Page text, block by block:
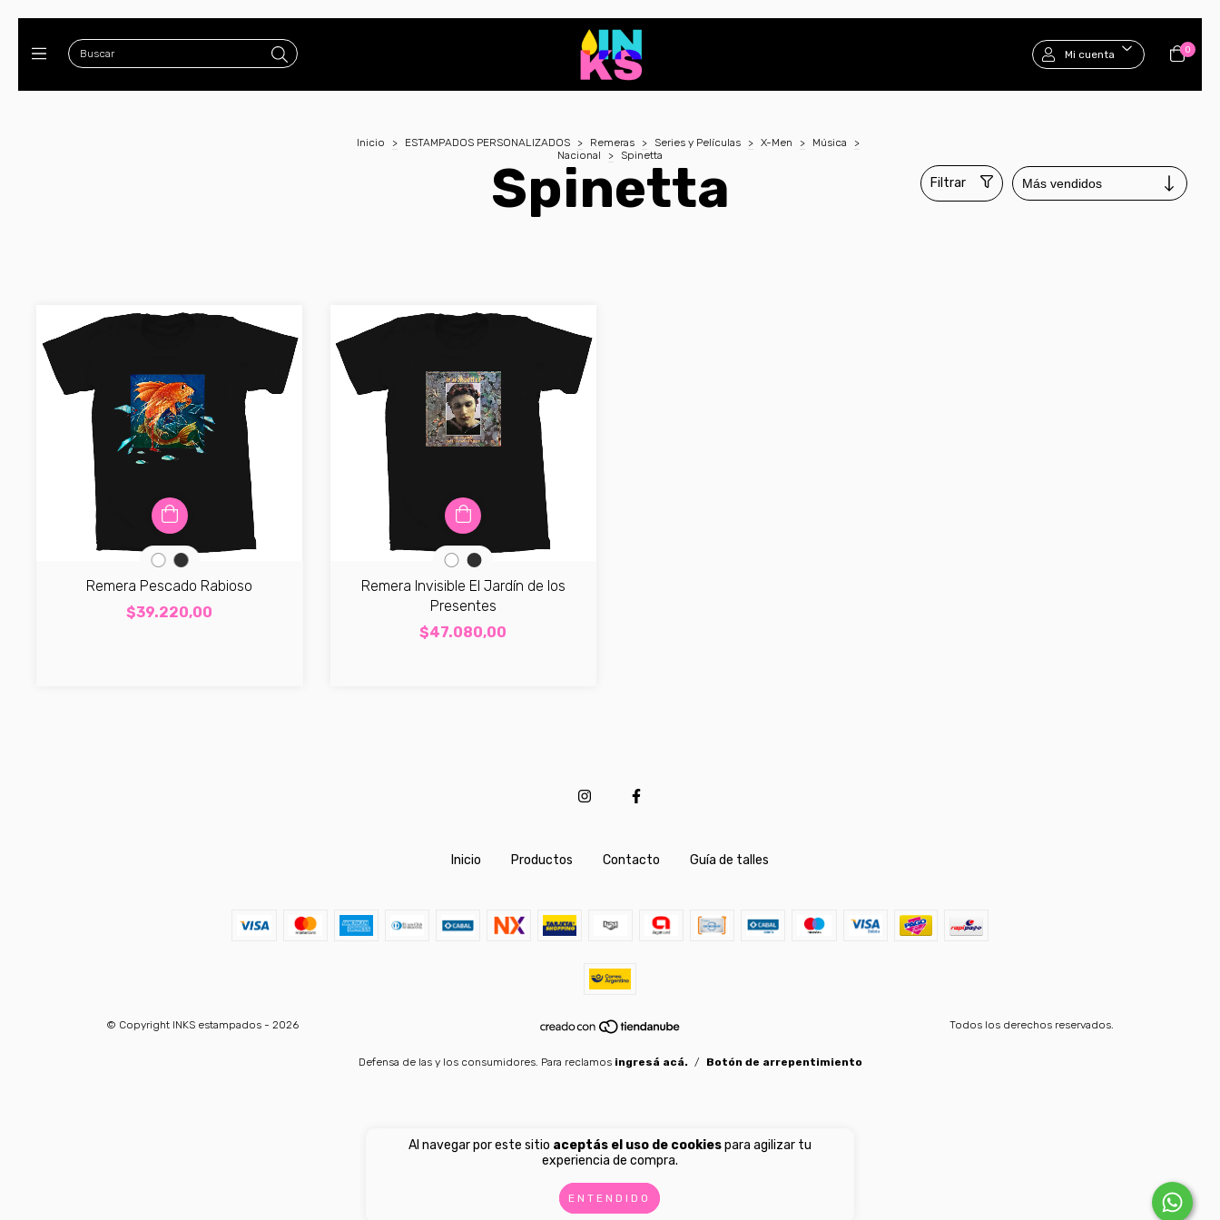
Mi cuenta 0
Al navegar por este sitio aceptás el uso de cookiespara agilizar tu
experiencia de compra.
ENTENDIDO
Inicio > ESTAMPADOS PERSONALIZADOS > Remeras > Series y Películas > X-Men > Música
>
Nacional
> Spinetta
Spinetta Filtrar
Remera Pescado Rabioso
$39.220,00
Remera Invisible El Jardín de los
Presentes
$47.080,00
Inicio Productos Contacto Guía de talles
© Copyright INKS estampados - 2026 Todos los derechos reservados.
Defensa de las y los consumidores. Para reclamos ingresá acá. / Botón de arrepentimiento